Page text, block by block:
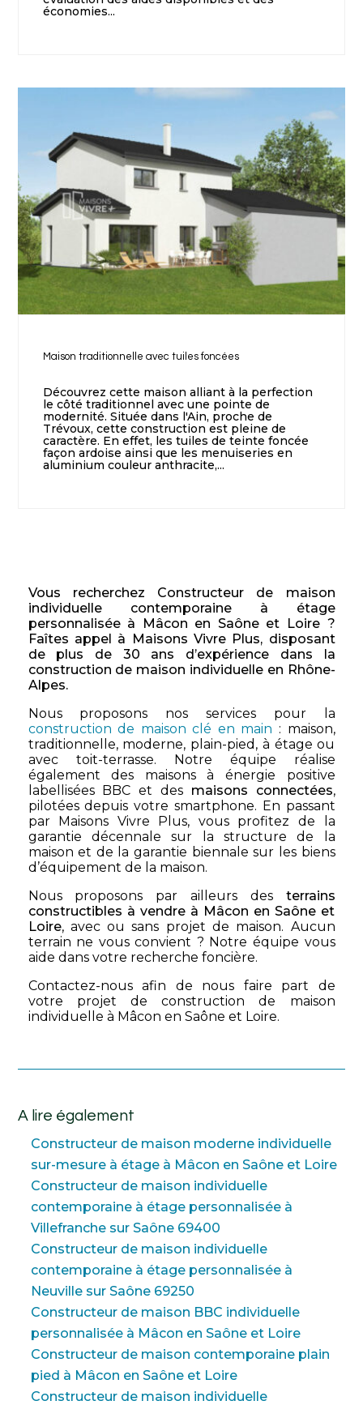
économies...
Maison traditionnelle avec tuiles foncées
Découvrez cette maison alliant à la perfection
le côté traditionnel avec une pointe de
modernité. Située dans l'Ain, proche de
Trévoux, cette construction est pleine de
caractère. En effet, les tuiles de teinte foncée
façon ardoise ainsi que les menuiseries en
aluminium couleur anthracite,...
Vous recherchez Constructeur de maison
individuelle contemporaine à étage
personnalisée à Mâcon en Saône et Loire ?
Faîtes appel à Maisons Vivre Plus, disposant
de plus de 30 ans d’expérience dans la
construction de maison individuelle en Rhône-
Alpes.
Nous proposons nos services pour la
construction de maison clé en main : maison,
traditionnelle, moderne, plain-pied, à étage ou
avec toit-terrasse. Notre équipe réalise
également des maisons à énergie positive
labellisées BBC et des maisons connectées,
pilotées depuis votre smartphone. En passant
par Maisons Vivre Plus, vous profitez de la
garantie décennale sur la structure de la
maison et de la garantie biennale sur les biens
d’équipement de la maison.
Nous proposons par ailleurs des terrains
constructibles à vendre à Mâcon en Saône et
Loire, avec ou sans projet de maison. Aucun
terrain ne vous convient ? Notre équipe vous
aide dans votre recherche foncière.
Contactez-nous afin de nous faire part de
votre projet de construction de maison
individuelle à Mâcon en Saône et Loire.
A lire également
Constructeur de maison moderne individuelle
sur-mesure à étage à Mâcon en Saône et Loire
Constructeur de maison individuelle
contemporaine à étage personnalisée à
Villefranche sur Saône 69400
Constructeur de maison individuelle
contemporaine à étage personnalisée à
Neuville sur Saône 69250
Constructeur de maison BBC individuelle
personnalisée à Mâcon en Saône et Loire
Constructeur de maison contemporaine plain
pied à Mâcon en Saône et Loire
Constructeur de maison individuelle